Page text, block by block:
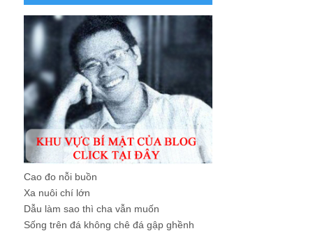
Cao đo nỗi buồn
Xa nuôi chí lớn
Dẫu làm sao thì cha vẫn muốn
Sống trên đá không chê đá gập ghềnh